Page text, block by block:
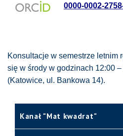
0000-0002-
Konsultacje w semestrze letnim
się w środy w godzinach 12:00
(Katowice, ul. Bankowa 14).
Kanał "Mat kwadrat"